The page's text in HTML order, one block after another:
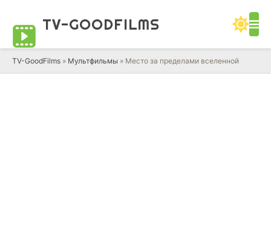
TV-GOODFILMS
TV-GoodFilms » Мультфильмы » Место за пределами вселенной